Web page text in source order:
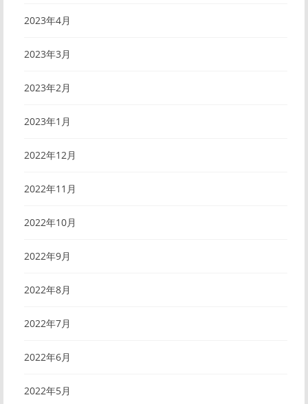
2023年4月
2023年3月
2023年2月
2023年1月
2022年12月
2022年11月
2022年10月
2022年9月
2022年8月
2022年7月
2022年6月
2022年5月